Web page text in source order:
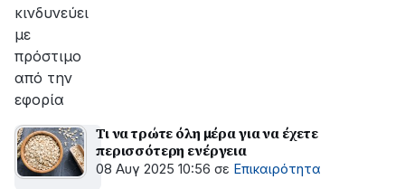
κινδυνεύει
με
πρόστιμο
από την
εφορία
Τι να τρώτε όλη μέρα για να έχετε
περισσότερη ενέργεια
08 Αυγ 2025 10:56 σε Επικαιρότητα